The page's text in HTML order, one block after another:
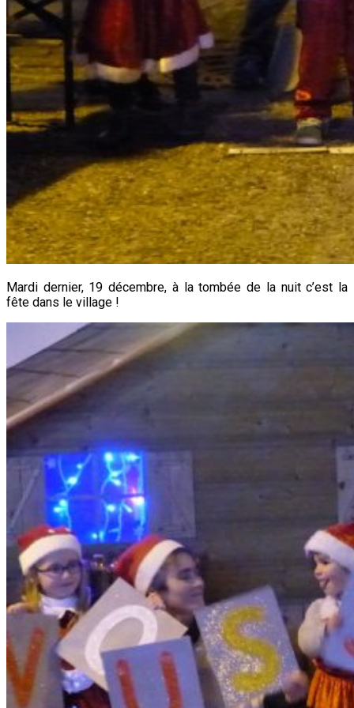
Mardi dernier, 19 décembre, à la tombée de la nuit c’est la
fête dans le village !